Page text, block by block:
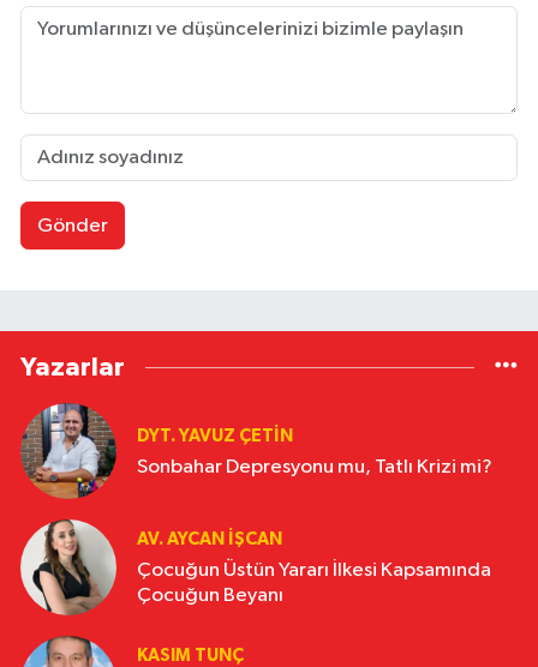
Gönder
Yazarlar
DYT. YAVUZ ÇETİN
Sonbahar Depresyonu mu, Tatlı Krizi mi?
AV. AYCAN İŞCAN
Çocuğun Üstün Yararı İlkesi Kapsamında
Çocuğun Beyanı
KASIM TUNÇ